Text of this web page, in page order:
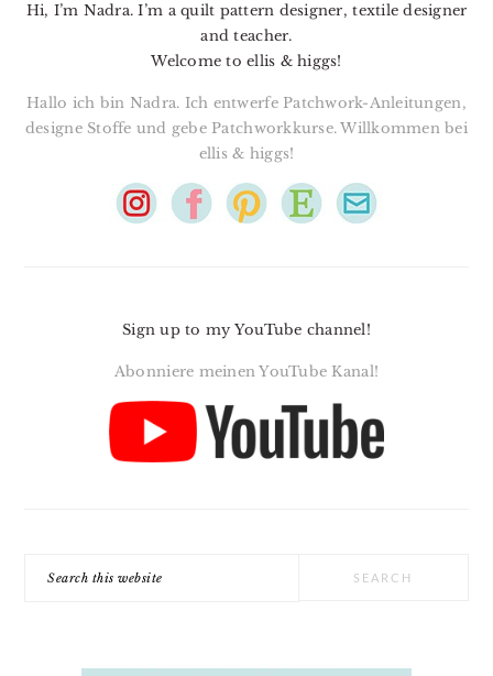
Hi, I’m Nadra. I’m a quilt pattern designer, textile designer
and teacher.
Welcome to ellis & higgs!
Hallo ich bin Nadra. Ich entwerfe Patchwork-Anleitungen,
designe Stoffe und gebe Patchworkkurse. Willkommen bei
ellis & higgs!
Sign up to my YouTube channel!
Abonniere meinen YouTube Kanal!